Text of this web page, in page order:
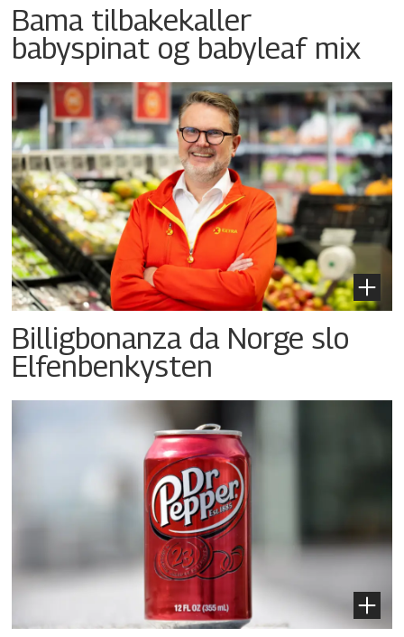
Bama tilbakekaller
babyspinat og babyleaf mix
Billigbonanza da Norge slo
Elfenbenkysten